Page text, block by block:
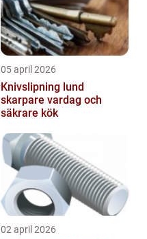
05 april 2026
Knivslipning lund
skarpare vardag och
säkrare kök
02 april 2026